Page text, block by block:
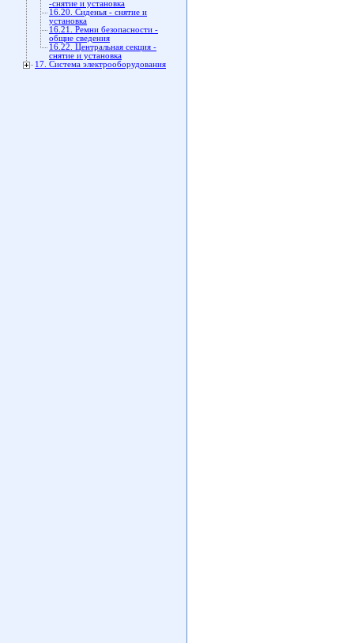
-снятие и установка
16.20. Сиденья - снятие и
установка
16.21. Ремни безопасности -
общие сведения
16.22. Центральная секция -
снятие и установка
17. Система электрооборудования